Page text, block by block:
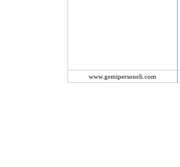
www.gemipersoneli.com